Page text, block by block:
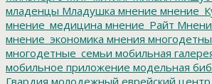
младенцы Младушка мнение
мнение_медицина мнение_Райт
мнение_экономика мнения
многодетные_семьи мобильная
мобильное приложение модельная
Гвардия молодежный еврейский центр